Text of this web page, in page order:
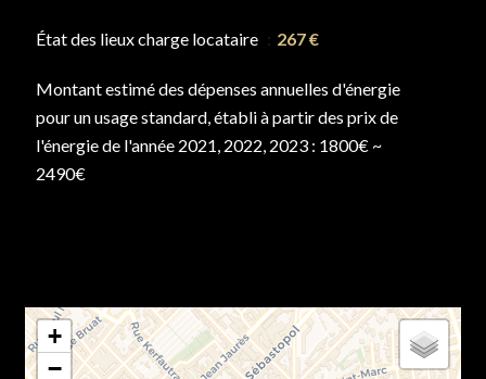
État des lieux charge locataire 267 €
Montant estimé des dépenses annuelles d'énergie
pour un usage standard, établi à partir des prix de
l'énergie de l'année 2021, 2022, 2023 : 1800€ ~
2490€
+
−